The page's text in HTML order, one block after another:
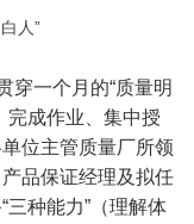
人”
穿一个月的“质量明
完成作业、集中授
位主管质量厂所领
品保证经理及拟任
种能力”（理解体